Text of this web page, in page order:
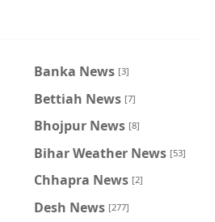
Banka News [3]
Bettiah News [7]
Bhojpur News [8]
Bihar Weather News [53]
Chhapra News [2]
Desh News [277]